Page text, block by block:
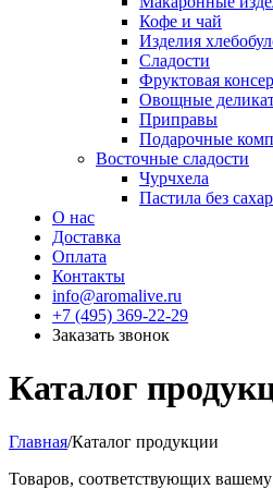
Кофе и чай
Изделия
Сладости
Фруктовая
Овощные
Приправы
Подарочные
Восточные сладости
Чурчхела
Пастила без
О нас
Доставка
Оплата
Контакты
info@aromalive.ru
+7 (495) 369-22-29
Заказать звонок
Каталог
Главная/Каталог продукции
Товаров, соответствующих